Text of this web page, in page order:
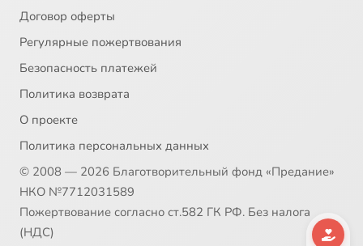
Договор оферты
Регулярные пожертвования
Безопасность платежей
Политика возврата
О проекте
Политика персональных данных
© 2008 — 2026 Благотворительный фонд «Предание»
НКО №7712031589
Пожертвование согласно ст.582 ГК РФ. Без налога
(НДС)